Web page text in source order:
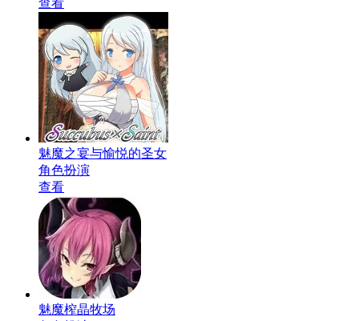
魅魔之宴与愉悦的圣女
角色扮演
查看
魅魔榨晶牧场